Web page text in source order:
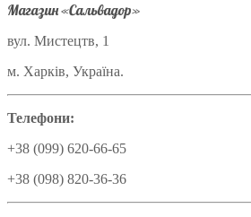
Магазин «Сальвадор»
вул. Мистецтв, 1
м. Харків, Україна.
Телефони:
+38 (099) 620-66-65
+38 (098) 820-36-36